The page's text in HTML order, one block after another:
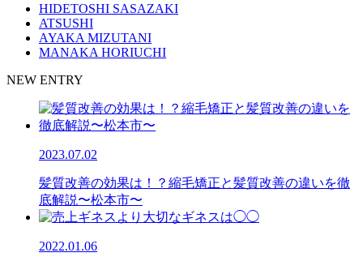
HIDETOSHI SASAZAKI
ATSUSHI
AYAKA MIZUTANI
MANAKA HORIUCHI
NEW ENTRY
2023.07.02
髪質改善の効果は！？縮毛矯正と髪質改善の違いを徹
底解説〜松本市〜
2022.01.06